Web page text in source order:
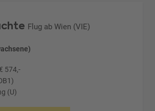
Flug ab Wien (VIE)
574,-
(U)